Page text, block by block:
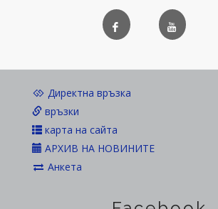
Директна връзка
връзки
карта на сайта
АРХИВ НА НОВИНИТЕ
Анкета